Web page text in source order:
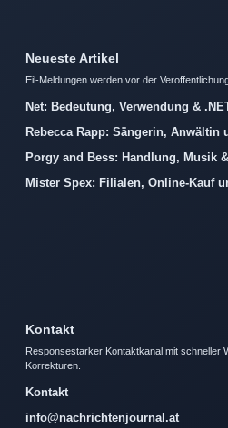
Neueste Artikel
Eil-Meldungen werden vor der
Net: Bedeutung, Verwendung &
Rebecca Rapp: Sängerin, Anwältin
Porgy and Bess: Handlung, Musik
Mister Spex: Filialen, Online-Kauf
Kontakt
Responsestarker Kontaktkanal mit schneller
Korrekturen.
Kontakt
info@nachrichtenjournal.at